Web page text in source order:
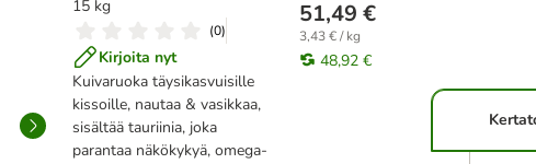
15 kg
(0)
Kirjoita nyt
Kuivaruoka täysikasvuisille
kissoille, nautaa & vasikkaa,
sisältää tauriinia, joka
parantaa näkökykyä, omega-
51,49 €
3,43 € / kg
48,92 €